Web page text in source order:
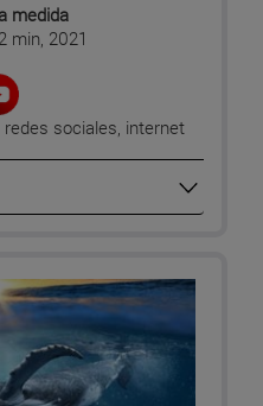
medida
min, 2021
sociales, internet